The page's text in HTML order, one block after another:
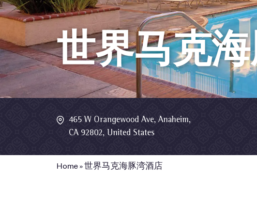
世界马克
465 W Orangewood Ave, Anaheim,
CA 92802, United States
Home »世界马克海豚湾酒店